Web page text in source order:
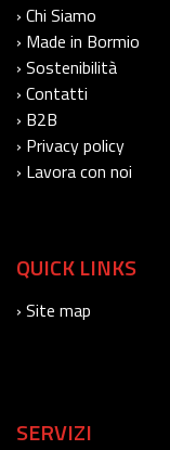
› Chi Siamo
› Made in Bormio
› Sostenibilità
› Contatti
› B2B
› Privacy policy
› Lavora con noi
QUICK LINKS
› Site map
SERVIZI